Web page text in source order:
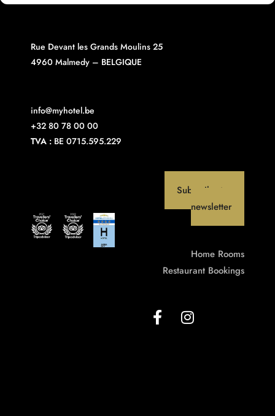
Rue Devant les Grands Moulins 25
4960 Malmedy – BELGIQUE
info@myhotel.be
+32 80 78 00 00
TVA : BE 0715.595.229
Subscribe to our
newsletter
Home Rooms
Restaurant Bookings